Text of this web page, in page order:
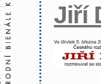
Jiří